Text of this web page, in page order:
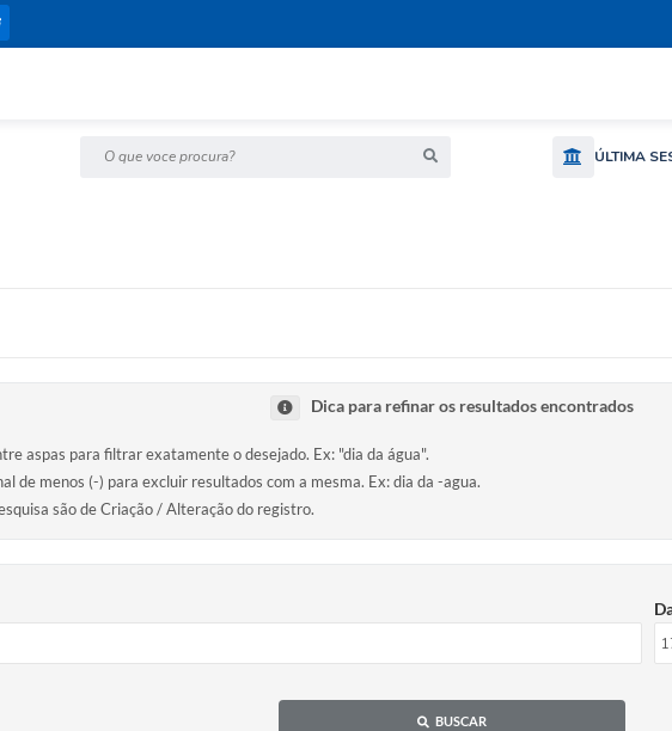
O que voce procura? ÚLTIMA
Dica para refinar os resultados encontrados
aspas para filtrar exatamente o desejado. Ex: "dia da água".
de menos (-) para excluir resultados com a mesma. Ex: dia da -agua.
são de Criação / Alteração do registro.
BUSCAR